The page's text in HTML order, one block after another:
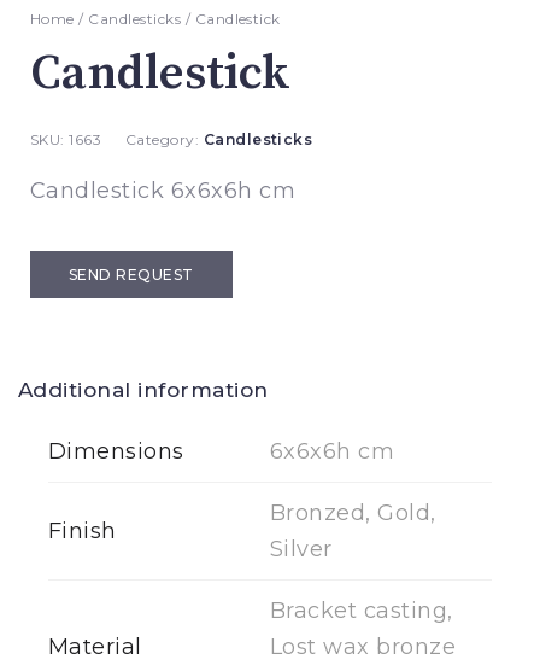
Home / Candlesticks / Candlestick
Candlestick
SKU:1663 Category: Candlesticks
Candlestick 6x6x6h cm
SEND REQUEST
Additional information
Dimensions 6x6x6h cm
Finish
Bronzed, Gold,
Silver
Material
Bracket casting,
Lost wax bronze